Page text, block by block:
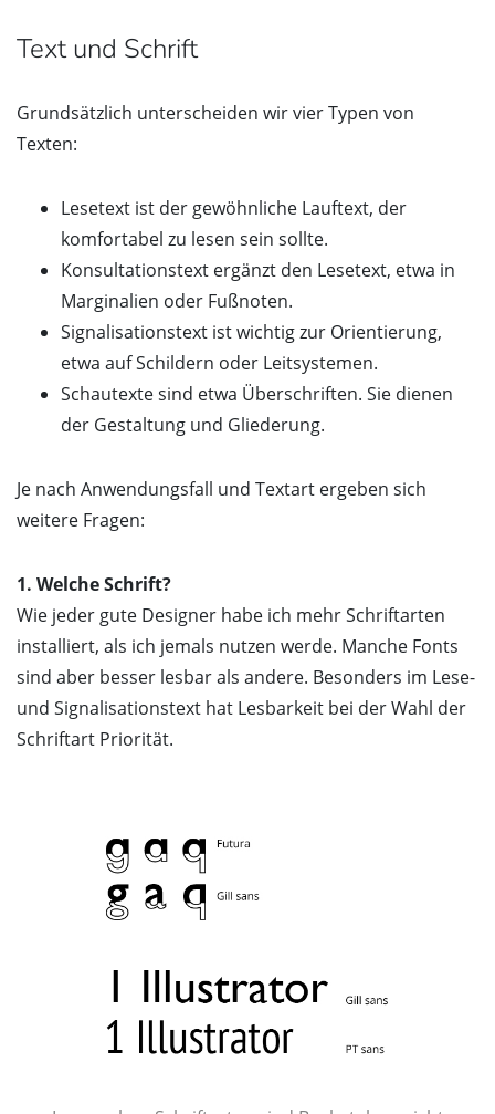
Text und Schrift
Grundsätzlich unterscheiden wir vier Typen von
Texten:
Lesetext ist der gewöhnliche Lauftext, der
komfortabel zu lesen sein sollte.
Konsultationstext ergänzt den Lesetext, etwa in
Marginalien oder Fußnoten.
Signalisationstext ist wichtig zur Orientierung,
etwa auf Schildern oder Leitsystemen.
Schautexte sind etwa Überschriften. Sie dienen
der Gestaltung und Gliederung.
Je nach Anwendungsfall und Textart ergeben sich
weitere Fragen:
1. Welche Schrift?
Wie jeder gute Designer habe ich mehr Schriftarten
installiert, als ich jemals nutzen werde. Manche Fonts
sind aber besser lesbar als andere. Besonders im Lese-
und Signalisationstext hat Lesbarkeit bei der Wahl der
Schriftart Priorität.